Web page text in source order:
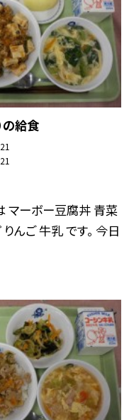
の給食
マーボー豆腐丼 青菜
んご 牛乳 です。 今日